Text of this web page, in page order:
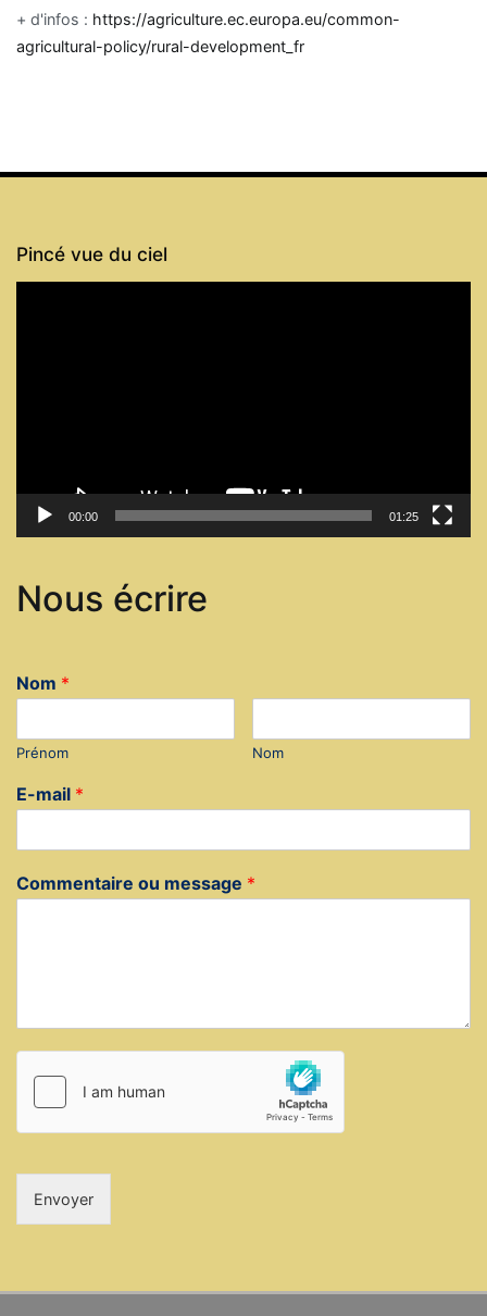
+ d'infos : https://agriculture.ec.europa.eu/common-
agricultural-policy/rural-development_fr
Pincé vue du ciel
00:00 01:25
Nous écrire
Nom *
Prénom Nom
E-mail *
Commentaire ou message *
Envoyer